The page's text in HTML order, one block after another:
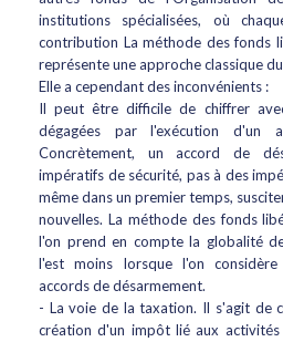
institutions spécialisées, où
contribution La méthode des fonds
représente une approche classique
Elle a cependant des inconvénients :
Il peut être difficile de chiffrer
dégagées par l'exécution d'un
Concrètement, un accord de
impératifs de sécurité, pas à des
même dans un premier temps,
nouvelles. La méthode des fonds
l'on prend en compte la globalité
l'est moins lorsque l'on
accords de désarmement.
- La voie de la taxation. Il s'agit de
création d'un impôt lié aux activités